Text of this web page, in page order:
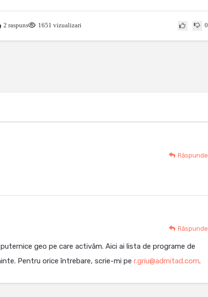
2 raspuns 1651 vizualizari 0
Răspunde
Răspunde
geo pe care activăm. Aici ai lista de programe de
Pentru orice întrebare, scrie-mi pe r.griu@admitad.com.